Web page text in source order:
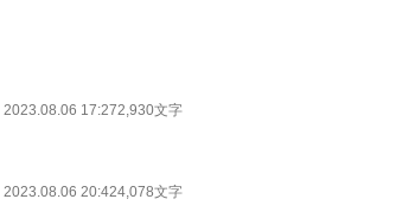
2023.08.06 17:272,930文字
2023.08.06 20:424,078文字